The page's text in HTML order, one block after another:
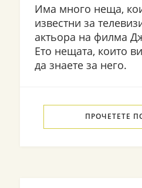
Има много неща,
известни за
актьора на филма
Ето нещата, които
да знаете за него.
ПРОЧЕТЕТЕ